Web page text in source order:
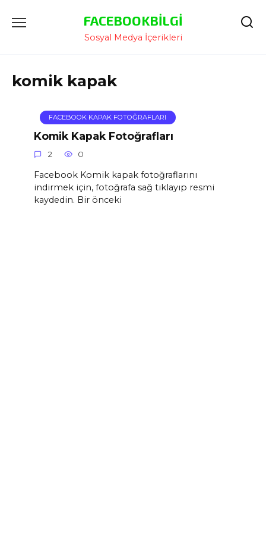
Atla
FACEBOOKBILGI
Sosyal Medya İçerikleri
komik kapak
FACEBOOK KAPAK FOTOĞRAFLARI
Komik Kapak Fotoğrafları
2 0
Facebook Komik kapak fotoğraflarını
indirmek için, fotoğrafa sağ tıklayıp resmi
kaydedin. Bir önceki